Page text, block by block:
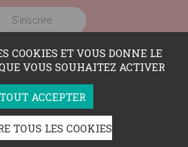
COOKIES ET VOUS DONNE LE
VOUS SOUHAITEZ ACTIVER
ACCEPTER
TOUS LES COOKIES